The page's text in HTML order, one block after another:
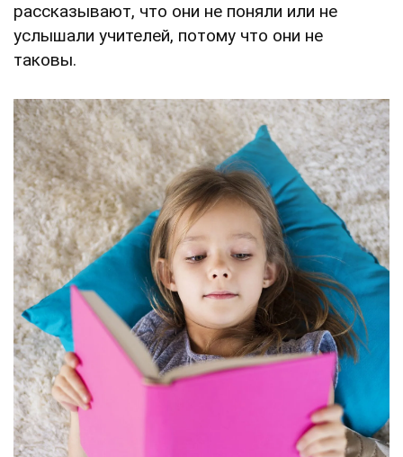
рассказывают, что они не поняли или не
услышали учителей, потому что они не
таковы.